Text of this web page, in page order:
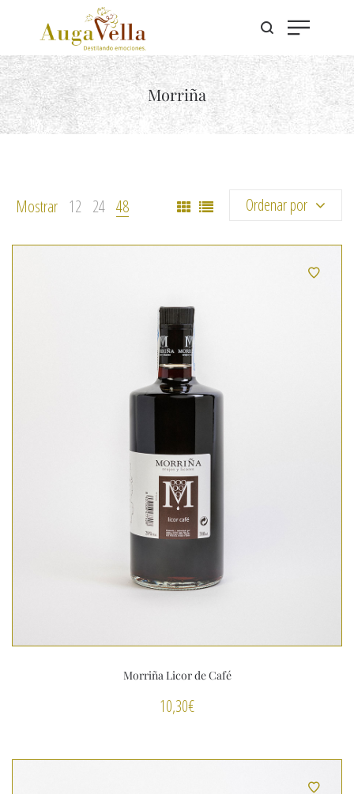
Morriña
Mostrar 12 24 48 Ordenar por
Morriña Licor de Café
10,30€